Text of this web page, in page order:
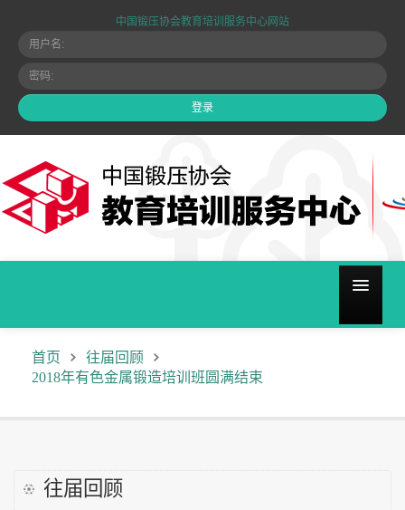
中国锻压协会教育培训服务中心网站
关于我们
需求调研
首页
往届回顾
2018年有色金属锻造培训班圆满结束
往届回顾